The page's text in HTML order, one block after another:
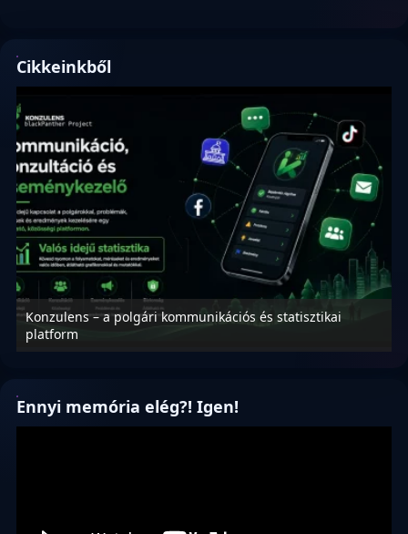
Cikkeinkből
Konzulens – a polgári kommunikációs és statisztikai
platform
Ennyi memória elég?! Igen!